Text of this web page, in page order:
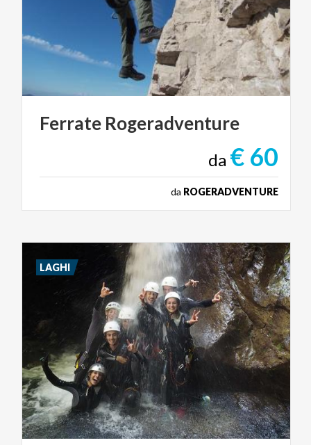
Ferrate Rogeradventure
da € 60
da ROGERADVENTURE
LAGHI